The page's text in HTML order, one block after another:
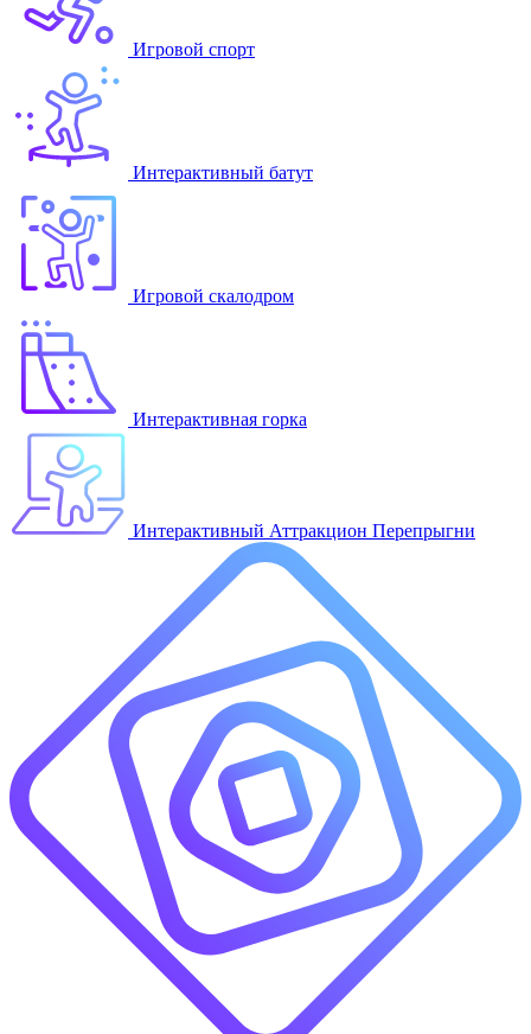
Игровой спорт
Интерактивный батут
Игровой скалодром
Интерактивная горка
Интерактивный Аттракцион Перепрыгни